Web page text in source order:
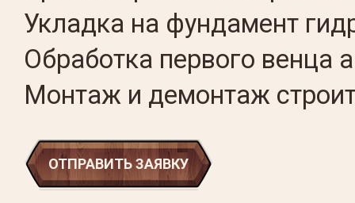
Укладка на фундамент
Обработка первого венца
Монтаж и демонтаж
ОТПРАВИТЬ ЗАЯВКУ